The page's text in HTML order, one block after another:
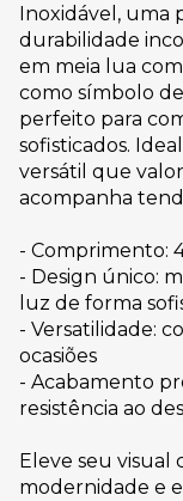
Inoxidável, uma
durabilidade
em meia lua
como símbolo
perfeito para
sofisticados.
versátil que
acompanha
- Comprimento:
- Design único:
luz de forma
- Versatilidade:
ocasiões
- Acabamento
resistência ao
Eleve seu
modernidade e